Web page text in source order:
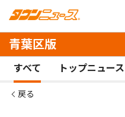
青葉区版
すべて トップニュース
戻る